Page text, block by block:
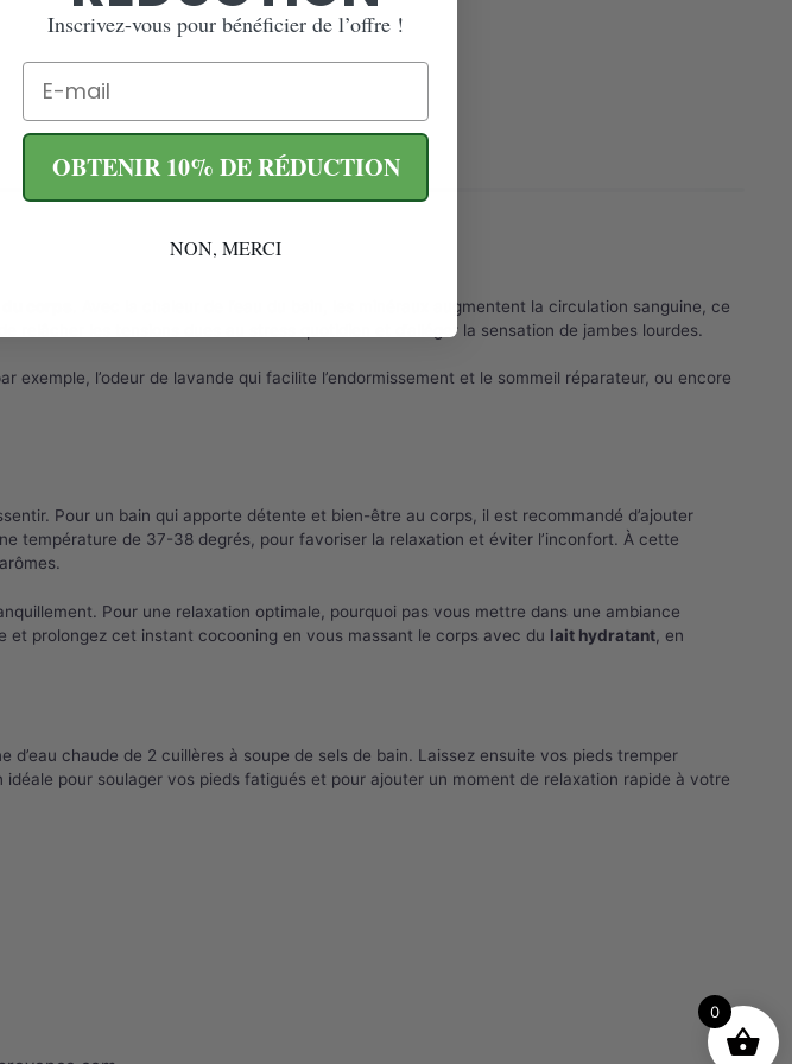
. Avec la chaleur de l’eau du bain, les minéraux augmentent la circulation sanguine, ce
les tensions dues au stress quotidien et d’alléger la sensation de jambes lourdes.
exemple, l’odeur de lavande qui facilite l’endormissement et le sommeil réparateur, ou encore
Pour un bain qui apporte détente et bien-être au corps, il est recommandé d’ajouter
température de 37-38 degrés, pour favoriser la relaxation et éviter l’inconfort. À cette
Pour une relaxation optimale, pourquoi pas vous mettre dans une ambiance
et prolongez cet instant cocooning en vous massant le corps avec du lait hydratant , en
chaude de 2 cuillères à soupe de sels de bain. Laissez ensuite vos pieds tremper
pour soulager vos pieds fatigués et pour ajouter un moment de relaxation rapide à votre
0
Inscrivez-vous pour bénéficier de l’offre !
Email
OBTENIR 10% DE RÉDUCTION
NON, MERCI